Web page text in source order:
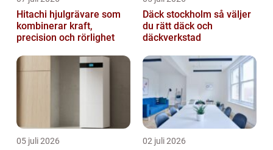
Hitachi hjulgrävare som
kombinerar kraft,
precision och rörlighet
Däck stockholm så väljer
du rätt däck och
däckverkstad
05 juli 2026 02 juli 2026